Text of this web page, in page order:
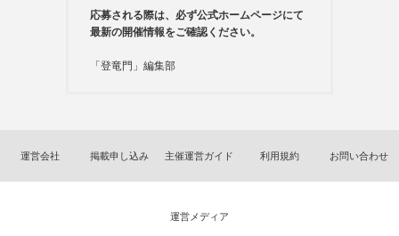
応募される際は、必ず公式ホームページにて
最新の開催情報をご確認ください。
「登竜門」編集部
運営会社 掲載申し込み 主催運営ガイド 利用規約 お問い合わせ
運営メディア